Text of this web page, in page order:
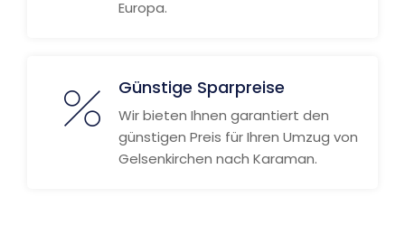
Europa.
Günstige Sparpreise
Wir bieten Ihnen garantiert den
günstigen Preis für Ihren Umzug von
Gelsenkirchen nach Karaman.